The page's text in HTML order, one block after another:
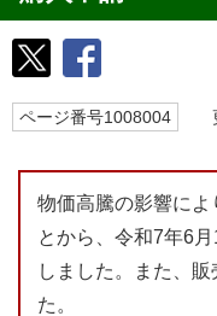
ページ番号1008004
物価高騰の影響によ
とから、令和7年6
しました。また、
た。